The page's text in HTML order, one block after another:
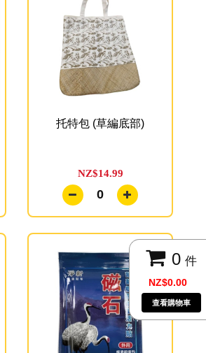
托特包 (草編底部)
NZ$14.99
0
0 件
NZ$0.00
查看購物車